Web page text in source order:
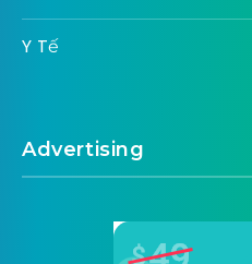
Y Tế
Advertising